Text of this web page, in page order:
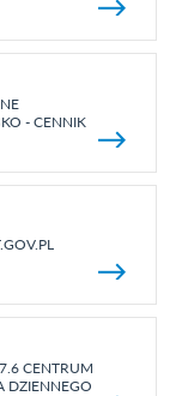
- CENNIK
CENTRUM
DZIENNEGO